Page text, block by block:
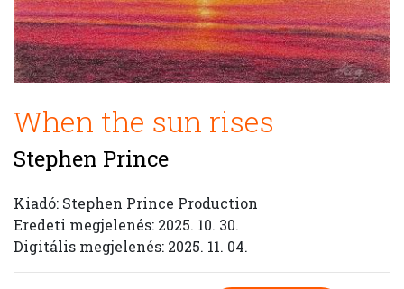
When the sun rises
Stephen Prince
Kiadó: Stephen Prince Production
Eredeti megjelenés: 2025. 10. 30.
Digitális megjelenés: 2025. 11. 04.